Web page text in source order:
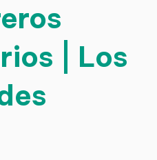
| Los